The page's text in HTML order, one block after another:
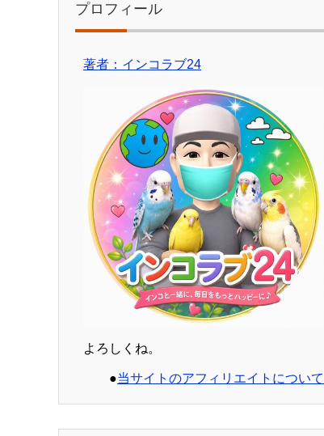
プロフィール
著者：インコラブ24
よろしくね。
●当サイトのアフィリエイトについて